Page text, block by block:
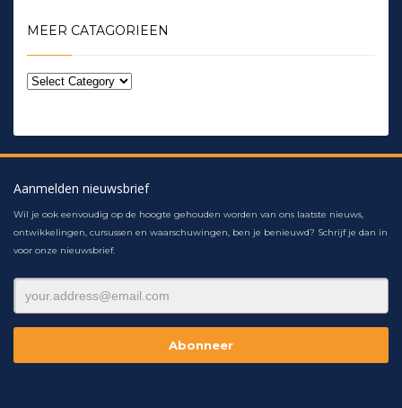
MEER CATAGORIEEN
Aanmelden nieuwsbrief
Wil je ook eenvoudig op de hoogte gehouden worden van ons laatste nieuws,
ontwikkelingen, cursussen en waarschuwingen, ben je benieuwd? Schrijf je dan in
voor onze nieuwsbrief.